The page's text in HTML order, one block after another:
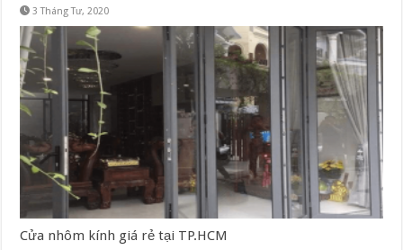
3 Tháng Tư, 2020
Cửa nhôm kính giá rẻ tại TP.HCM